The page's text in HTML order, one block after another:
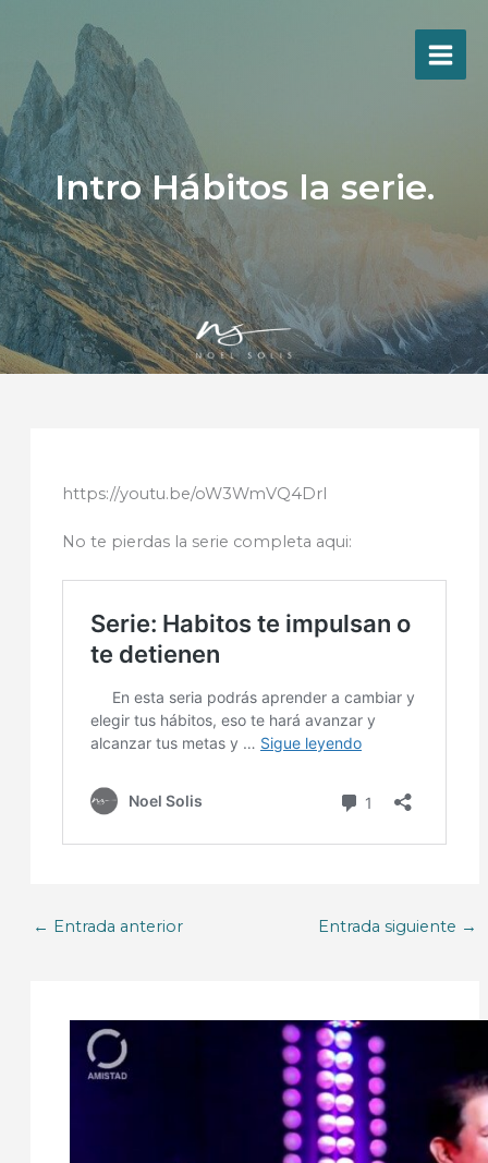
contenido
Intro Hábitos la serie.
https://youtu.be/oW3WmVQ4DrI
No te pierdas la serie completa aqui:
← Entrada anterior Entrada siguiente →